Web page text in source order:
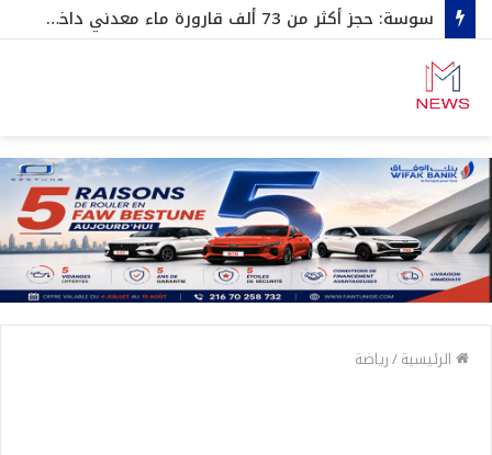
سوسة: حجز أكثر من 73 ألف قارورة ماء معدني داخل مخزن عشوائي
الرئيسية/رياضة